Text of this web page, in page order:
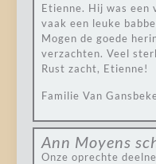
Etienne. Hij was een
vaak een leuke
Mogen de goede
verzachten. Veel
Rust zacht, Etienne!
Familie Van
Ann Moyens
Onze oprechte